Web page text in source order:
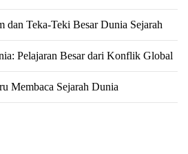
dan Teka-Teki Besar Dunia Sejarah
Pelajaran Besar dari Konflik Global
Membaca Sejarah Dunia